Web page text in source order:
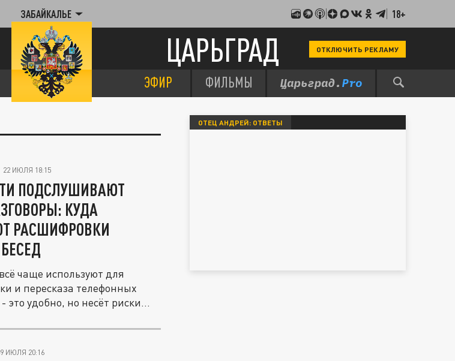
ЗАБАЙКАЛЬЕ 18+
ЦАРЬГРАД ОТКЛЮЧИТЬ РЕКЛАМУ
ЭФИР ФИЛЬМЫ
22 ИЮЛЯ 18:15
ПОДСЛУШИВАЮТ
КУДА
РАСШИФРОВКИ
чаще используют для
и пересказа телефонных
это удобно, но несёт риски...
ИЮЛЯ 20:16
ОТЕЦ АНДРЕЙ: ОТВЕТЫ